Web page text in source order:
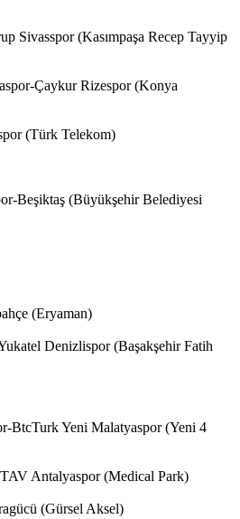
Sivasspor (Kasımpaşa Recep Tayyip
Çaykur Rizespor (Konya
(Türk Telekom)
Beşiktaş (Büyükşehir Belediyesi
(Eryaman)
Denizlispor (Başakşehir Fatih
BtcTurk Yeni Malatyaspor (Yeni 4
Antalyaspor (Medical Park)
(Gürsel Aksel)